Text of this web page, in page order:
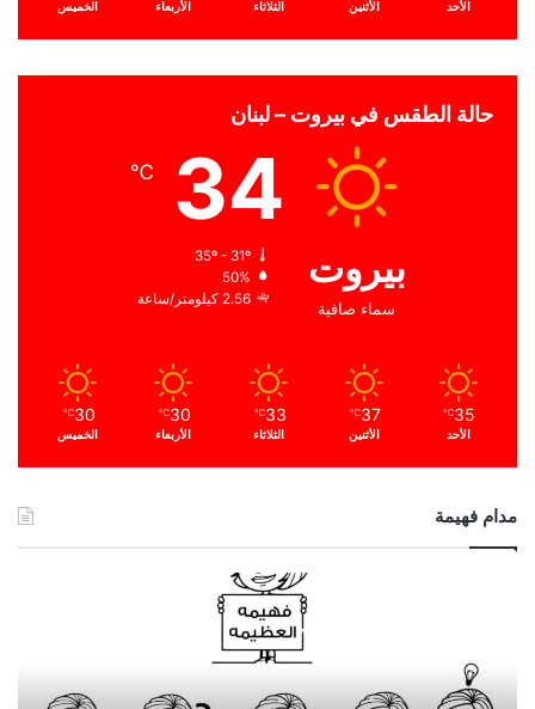
الأحد الأثنين الثلاثاء الأربعاء الخميس
حالة الطقس في بيروت – لبنان
بيروت
سماء صافية
34
℃
35º - 31º
50%
2.56 كيلومتر/ساعة
35
℃
الأحد
37
℃
الأثنين
33
℃
الثلاثاء
30
℃
الأربعاء
30
℃
الخميس
مدام فهيمة